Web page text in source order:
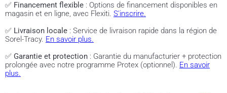
✅ Financement flexible : Options de financement disponibles en
magasin et en ligne, avec Flexiti. S'inscrire.
✅ Livraison locale : Service de livraison rapide dans la région de
Sorel-Tracy. En savoir plus.
✅ Garantie et protection : Garantie du manufacturier + protection
prolongée avec notre programme Protex (optionnel). En savoir
plus.